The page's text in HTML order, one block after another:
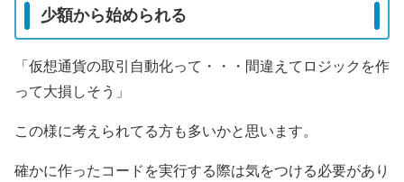
少額から始められる
「仮想通貨の取引自動化って・・・間違えてロジックを作
って大損しそう」
この様に考えられてる方も多いかと思います。
確かに作ったコードを実行する際は気をつける必要があり